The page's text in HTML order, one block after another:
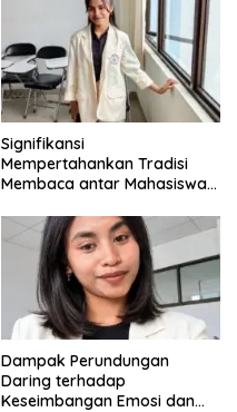
Signifikansi
Mempertahankan Tradisi
Membaca antar Mahasiswa
Dampak Perundungan
Daring terhadap
Keseimbangan Emosi dan